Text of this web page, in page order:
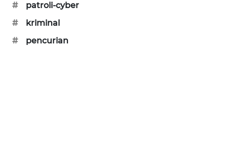
#
patroli-cyber
#
kriminal
#
pencurian